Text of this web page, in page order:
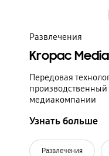
Развлечения
Kropac Media
Передовая
медиакомпании
Узнать больше
Развлечения